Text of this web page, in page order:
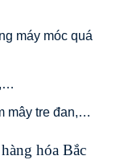
máy móc quá
mây tre đan,…
hóa Bắc